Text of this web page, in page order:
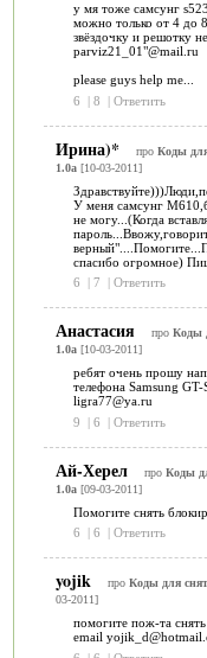
у мя тоже самсунг
можно только от 4 до
звёздочку и решотку
parviz21_01"@mail.ru
please guys help me...
6
| 8 | Ответить
Ирина)* про Коды
1.0a[10-03-2011]
У меня самсунг
не могу...(Когда
спасибо огромное)
6
| 7 | Ответить
Анастасия про Коды
1.0a[10-03-2011]
ребят очень прошу
телефона Samsung
ligra77@ya.ru
9
| 6 | Ответить
Ай-Херел про Коды
1.0a[09-03-2011]
Помогите снять
6
| 6 | Ответить
yojik про Коды для
03-2011]
помогите пож-та
email